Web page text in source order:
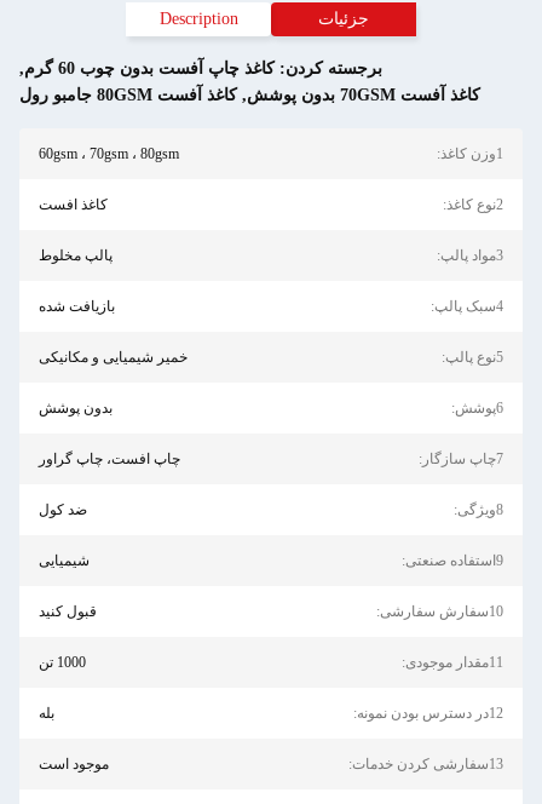
جزئیات Description
برجسته کردن:کاغذ چاپ آفست بدون چوب 60 گرم
,
کاغذ آفست 70GSM بدون پوشش
,کاغذ آفست 80GSM جامبو رول
1وزن کاغذ: 60gsm ، 70gsm ، 80gsm
2نوع کاغذ: کاغذ افست
3مواد پالپ: پالپ مخلوط
4سبک پالپ: بازیافت شده
5نوع پالپ: خمیر شیمیایی و مکانیکی
6پوشش: بدون پوشش
7چاپ سازگار: چاپ افست، چاپ گراور
8ویژگی: ضد کول
9استفاده صنعتی: شیمیایی
10سفارش سفارشی: قبول کنید
11مقدار موجودی: 1000 تن
12در دسترس بودن نمونه: بله
13سفارشی کردن خدمات: موجود است